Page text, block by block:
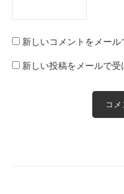
新しいコメントをメール
新しい投稿をメールで受